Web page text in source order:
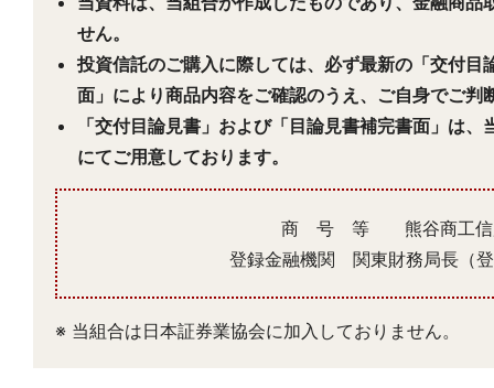
せん。
投資信託のご購入に際しては、必ず最新の「交付目
面」により商品内容をご確認のうえ、ご自身でご判
「交付目論見書」および「目論見書補完書面」は
にてご用意しております。
商 号 等 熊谷商工信
登録金融機関 関東財務局長（
※ 当組合は日本証券業協会に加入しておりません。